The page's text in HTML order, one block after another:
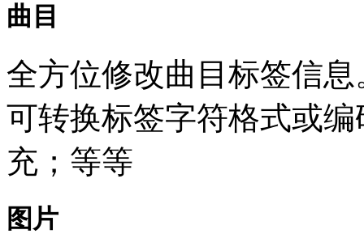
曲目
全方位修改曲目标签信
可转换标签字符格式或
充；等等
图片